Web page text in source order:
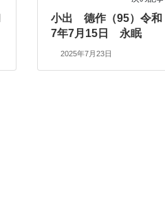
小出 德作（95）令和
7年7月15日 永眠
2025年7月23日